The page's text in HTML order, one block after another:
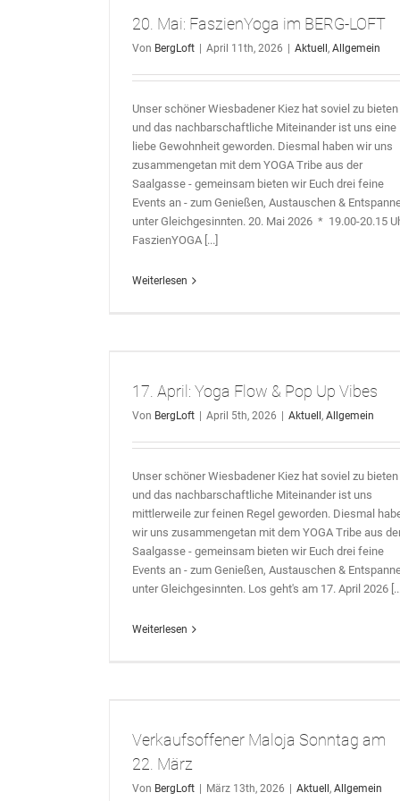
20. Mai: FaszienYoga im BERG-LOFT
Von BergLoft April 11th, 2026 Aktuell , Allgemein
Unser schöner Wiesbadener Kiez hat soviel zu bieten
und das nachbarschaftliche Miteinander ist uns eine
liebe Gewohnheit geworden. Diesmal haben wir uns
zusammengetan mit dem YOGA Tribe aus der
Saalgasse - gemeinsam bieten wir Euch drei feine
Events an - zum Genießen, Austauschen &
unter Gleichgesinnten. 20. Mai 2026 * 19.00-20.15
FaszienYOGA [...]
Weiterlesen
17. April: Yoga Flow & Pop Up Vibes
Von BergLoft April 5th, 2026 Aktuell , Allgemein
Unser schöner Wiesbadener Kiez hat soviel zu bieten
und das nachbarschaftliche Miteinander ist uns
mittlerweile zur feinen Regel geworden. Diesmal
wir uns zusammengetan mit dem YOGA Tribe aus
Saalgasse - gemeinsam bieten wir Euch drei feine
Events an - zum Genießen, Austauschen &
unter Gleichgesinnten. Los geht's am 17. April 2026
Weiterlesen
Verkaufsoffener Maloja Sonntag am
22. März
Von BergLoft März 13th, 2026 Aktuell , Allgemein